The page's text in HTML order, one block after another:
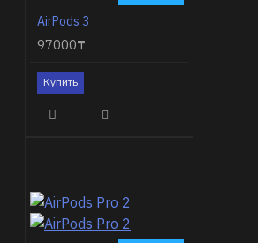
AirPods 3
97000₸
Купить